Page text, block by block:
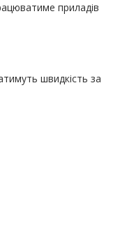
приладів
швидкість за